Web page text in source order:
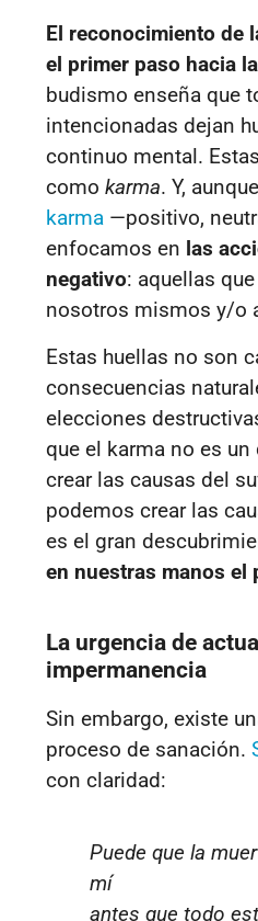
El reconocimiento de
el primer paso hacia
budismo enseña que
intencionadas dejan
continuo mental.
como karma. Y,
karma —positivo,
enfocamos en las
negativo: aquellas
nosotros mismos y/o
Estas huellas no son
consecuencias
elecciones
que el karma no es
crear las causas del
podemos crear las
es el gran
en nuestras manos el
La urgencia de
impermanencia
Sin embargo, existe
proceso de sanación.
con claridad:
Puede que la
mí
antes que todo